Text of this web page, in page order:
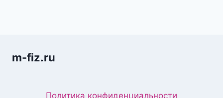
m-fiz.ru
Политика конфиденциальности